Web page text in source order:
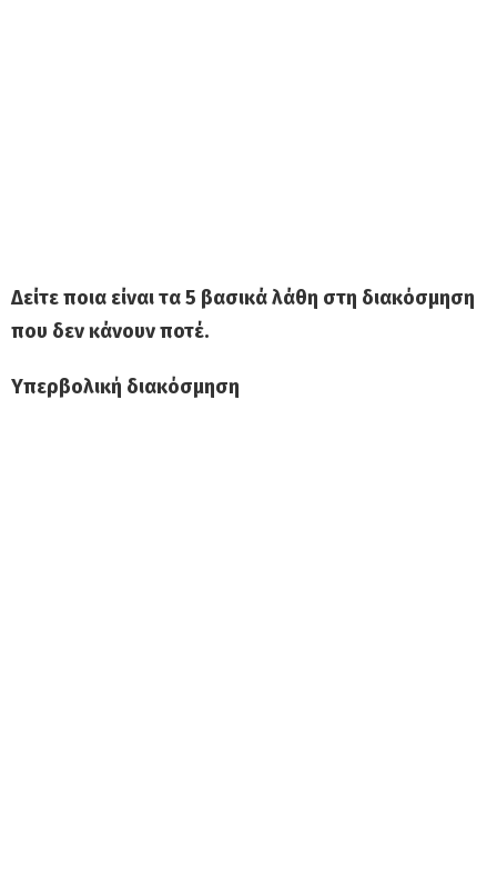
Δείτε ποια είναι τα 5 βασικά λάθη στη διακόσμηση
που δεν κάνουν ποτέ.
Υπερβολική διακόσμηση